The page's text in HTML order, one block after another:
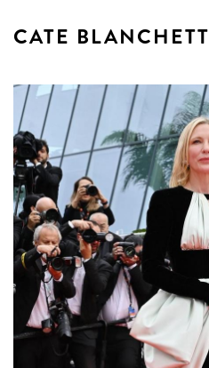
CATE BLANCHETT